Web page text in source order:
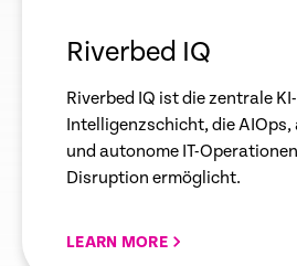
Riverbed IQ
Riverbed IQ ist die zentrale KI-
Intelligenzschicht, die AIOps,
und autonome IT-
Disruption ermöglicht.
LEARN MORE